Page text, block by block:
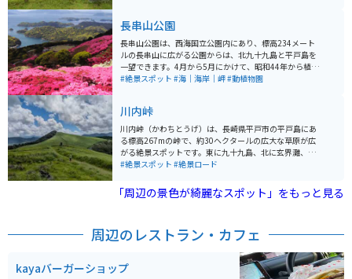
もできます。 しっかりと整備された公園になっているの
で、観光も休憩もしやすいスポットです。
長串山公園
長串山公園は、西海国立公園内にあり、標高234メート
ルの長串山に広がる公園からは、北九十九島と平戸島を
一望できます。4月から5月にかけて、昭和44年から植栽
された久留米つつじ、平戸つつじなど10万本のつつじが
#絶景スポット #海｜海岸｜岬#動植物園
川内峠
川内峠（かわちとうげ）は、長崎県平戸市の平戸島にあ
る標高267mの峠で、約30ヘクタールの広大な草原が広
がる絶景スポットです。東に九十九島、北に玄界灘、遠
くには壱岐・対馬を望む360度のパノラマビューが魅力
す。 毎年2月上旬には防火と若草育成を目的とした野焼
きが行われ、その壮観な光景も多くの人々を惹きつけま
#絶景スポット #絶景ロード
「周辺の景色が綺麗なスポット」をもっと見る
周辺のレストラン・カフェ
kayaバーガーショップ